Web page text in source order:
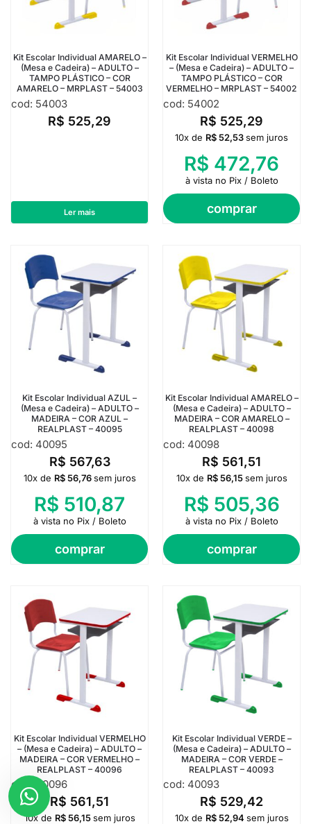
Kit Escolar Individual AMARELO –
(Mesa e Cadeira) – ADULTO –
TAMPO PLÁSTICO – COR
AMARELO – MRPLAST – 54003
cod: 54003
R$ 525,29
Ler mais
Kit Escolar Individual VERMELHO
– (Mesa e Cadeira) – ADULTO –
TAMPO PLÁSTICO – COR
VERMELHO – MRPLAST – 54002
cod: 54002
R$ 525,29
comprar
10x de R$52,53sem juros
R$ 472,76
à vista no Pix / Boleto
Kit Escolar Individual AZUL –
(Mesa e Cadeira) – ADULTO –
MADEIRA – COR AZUL –
REALPLAST – 40095
cod: 40095
R$ 567,63
comprar
10x de R$56,76 sem juros
R$ 510,87
à vista no Pix / Boleto
Kit Escolar Individual AMARELO –
(Mesa e Cadeira) – ADULTO –
MADEIRA – COR AMARELO –
REALPLAST – 40098
cod: 40098
R$ 561,51
comprar
10x de R$56,15 sem juros
R$ 505,36
à vista no Pix / Boleto
Kit Escolar Individual VERMELHO
– (Mesa e Cadeira) – ADULTO –
MADEIRA – COR VERMELHO –
REALPLAST – 40096
cod: 40096
R$ 561,51
10x de R$56,15 sem juros
Kit Escolar Individual VERDE –
(Mesa e Cadeira) – ADULTO –
MADEIRA – COR VERDE –
REALPLAST – 40093
cod: 40093
R$ 529,42
10x de R$52,94 sem juros